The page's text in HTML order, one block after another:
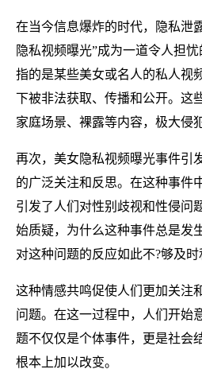
在当今信息爆炸的时代，隐私泄
隐私视频曝光”成为一道令人担
指的是某些美女或名人的私人视
下被非法获取、传播和公开。这
家庭场景、裸露等内容，极大侵
再次，美女隐私视频曝光事件引
的广泛关注和反思。在这种事件
引发了人们对性别歧视和性侵问
始质疑，为什么这种事件总是发
对这种问题的反应如此不?够及时
这种情感共鸣促使人们更加关注
问题。在这一过程中，人们开始
题不仅仅是个体事件，更是社会
根本上加以改变。